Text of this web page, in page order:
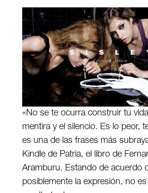
«No se te ocurra construir tu
mentira y el silencio. Es lo peor,
es una de las frases más
Kindle de Patria, el libro de
Aramburu. Estando de acuerdo
posiblemente la expresión, no